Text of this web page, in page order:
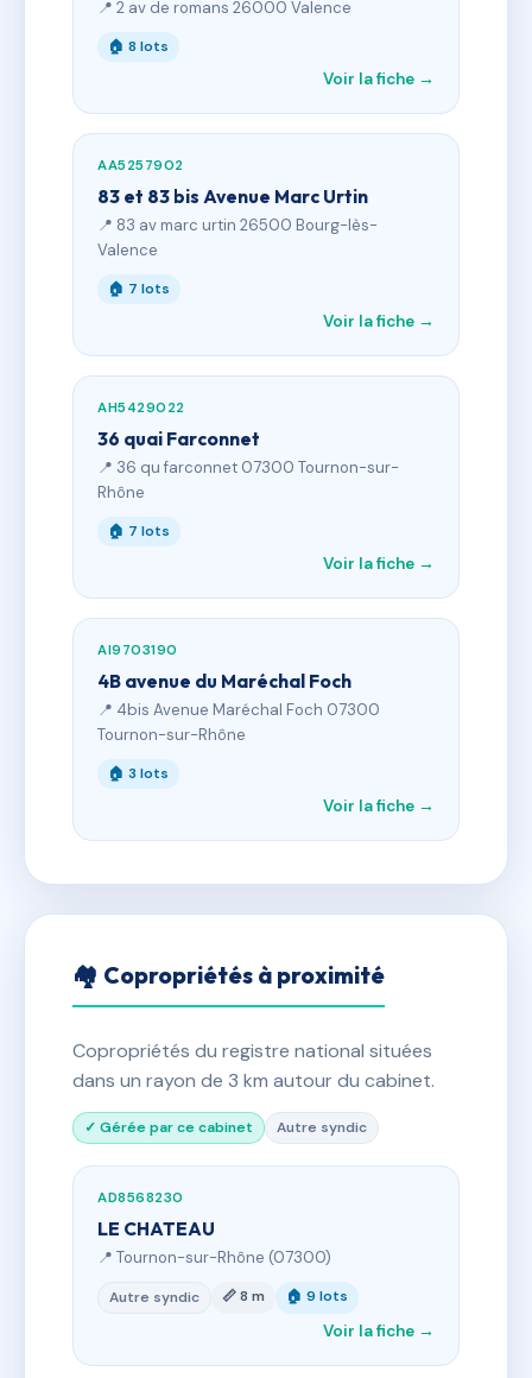
📍 2 av de romans 26000 Valence
🏠 8 lots
Voir la fiche →
AA5257902
83 et 83 bis Avenue Marc Urtin
📍 83 av marc urtin 26500 Bourg-lès-
Valence
🏠 7 lots
Voir la fiche →
AH5429022
36 quai Farconnet
📍 36 qu farconnet 07300 Tournon-sur-
Rhône
🏠 7 lots
Voir la fiche →
AI9703190
4B avenue du Maréchal Foch
📍 4bis Avenue Maréchal Foch 07300
Tournon-sur-Rhône
🏠 3 lots
Voir la fiche →
🏘 Copropriétés à proximité
Copropriétés du registre national situées
dans un rayon de 3 km autour du cabinet.
✓ Gérée par ce cabinet Autre syndic
AD8568230
LE CHATEAU
📍 Tournon-sur-Rhône (07300)
Autre syndic 📏 8 m 🏠 9 lots
Voir la fiche →